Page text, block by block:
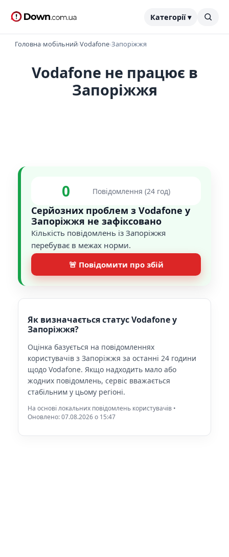
Категорії ▾
Головна›мобільний›Vodafone›Запоріжжя
Vodafone не працює в
Запоріжжя
0 Повідомлення (24 год)
Серйозних проблем з Vodafone у
Запоріжжя не зафіксовано
Кількість повідомлень із Запоріжжя
перебуває в межах норми.
🚨 Повідомити про збій
Як визначається статус Vodafone у
Запоріжжя?
Оцінка базується на повідомленнях
користувачів з Запоріжжя за останні 24 години
щодо Vodafone. Якщо надходить мало або
жодних повідомлень, сервіс вважається
стабільним у цьому регіоні.
На основі локальних повідомлень користувачів •
Оновлено: 07.08.2026 o 15:47